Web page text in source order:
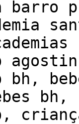
barro
bh,
bh,